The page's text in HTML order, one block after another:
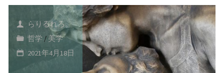
て
の
大
学
生
の
た
め
に
らりるれろ。
哲学 / 美学
2021年4月18日